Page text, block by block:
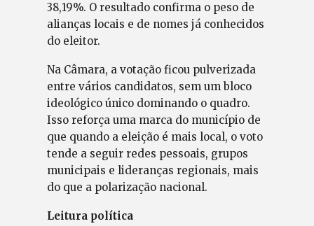
38,19%. O resultado confirma o peso de
alianças locais e de nomes já conhecidos
do eleitor.
Na Câmara, a votação ficou pulverizada
entre vários candidatos, sem um bloco
ideológico único dominando o quadro.
Isso reforça uma marca do município de
que quando a eleição é mais local, o voto
tende a seguir redes pessoais, grupos
municipais e lideranças regionais, mais
do que a polarização nacional.
Leitura política